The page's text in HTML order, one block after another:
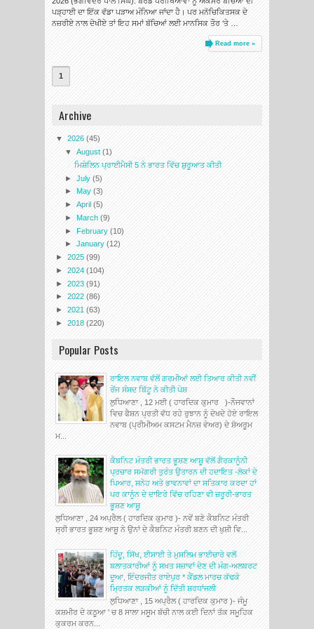
ਪੜ੍ਹਾਈ ਦਾ ਇੱਕ ਵੱਡਾ ਪੜਾਅ ਮੰਨਿਆ ਜਾਂਦਾ ਹੈ। ਪਰ ਮਨੋਚਿਕਿਤਸਕ ਦੇ
ਨਜ਼ਰੀਏ ਨਾਲ ਦੇਖੀਏ ਤਾਂ ਇਹ ਸਮਾਂ ਬੱਚਿਆਂ ਲਈ ਮਾਨਸਿਕ ਤੌਰ ‘ਤੇ …
Read more »
1
Archive
▼ 2026 (45)
▼August(1)
ਮਿਸ਼ੇਲਿਨ ਪ੍ਰਾਈਮੈਸੀ 5 ਨੇ ਭਾਰਤ ਵਿੱਚ ਸ਼ੁਰੂਆਤ ਕੀਤੀ
►July(5)
► May(3)
►April(5)
►March(9)
►February(10)
►January(12)
► 2025 (99)
► 2024 (104)
► 2023 (91)
► 2022 (86)
► 2021 (63)
► 2018 (220)
Popular Posts
ਰਾਇਲ ਨਵਾਬ ਵੱਲੋਂ ਗਰਮੀਆਂ ਲਈ ਤਿਆਰ ਕੀਤੀ ਨਵੀਂ
ਰੇਂਜ ਸੰਸਦ ਬਿੱਟੂ ਨੇ ਕੀਤੀ ਪੇਸ਼
ਲੁਧਿਆਣਾ , 12 ਮਈ ( ਹਾਰਦਿਕ ਕੁਮਾਰ )-ਨੌਜਵਾਨਾਂ
ਵਿਚ ਫੈਸ਼ਨ ਪ੍ਰਤੀ ਵੱਧ ਰਹੇ ਰੁਝਾਨ ਨੂੰ ਦੇਖਦੇ ਹੋਏ ਰਾਇਲ
ਨਵਾਬ (ਪ੍ਰੀਮੀਅਮ ਕਸਟਮ ਮੈਨਜ਼ ਵੇਅਰ) ਦੇ ਸ਼ੋਅਰੂਮ
ਮ...
ਕੈਬਨਿਟ ਮੰਤਰੀ ਭਾਰਤ ਭੂਸ਼ਣ ਆਸ਼ੂ ਵੱਲੋਂ ਗੈਰਕਾਨੂੰਨੀ
ਪ੍ਰਚਾਰ ਸਮੱਗਰੀ ਤੁਰੰਤ ਉਤਾਰਨ ਦੀ ਹਦਾਇਤ -ਲੋਕਾਂ ਦੇ
ਪਿਆਰ, ਸਨੇਹ ਅਤੇ ਭਾਵਨਾਵਾਂ ਦਾ ਸਤਿਕਾਰ ਕਰਦਾ ਹਾਂ
ਪਰ ਕਾਨੂੰਨ ਦੇ ਦਾਇਰੇ ਵਿੱਚ ਰਹਿਣਾ ਵੀ ਜ਼ਰੂਰੀ-ਭਾਰਤ
ਭੂਸ਼ਣ ਆਸ਼ੂ
ਲੁਧਿਆਣਾ , 24 ਅਪ੍ਰੈਲ ( ਹਾਰਦਿਕ ਕੁਮਾਰ )- ਨਵੇਂ ਬਣੇ ਕੈਬਨਿਟ ਮੰਤਰੀ
ਸ੍ਰੀ ਭਾਰਤ ਭੂਸ਼ਣ ਆਸ਼ੂ ਨੇ ਉਨਾਂ ਦੇ ਕੈਬਨਿਟ ਮੰਤਰੀ ਬਣਨ ਦੀ ਖੁਸ਼ੀ ਵਿ...
ਹਿੰਦੂ, ਸਿੱਖ, ਈਸਾਈ ਤੇ ਮੁਸਲਿਮ ਭਾਈਚਾਰੇ ਵਲੋਂ
ਬਲਾਤਕਾਰੀਆਂ ਨੂੰ ਸਖ਼ਤ ਸਜ਼ਾਵਾਂ ਦੇਣ ਦੀ ਮੰਗ-ਅਲਬਰਟ
ਦੂਆ, ਇੰਦਰਜੀਤ ਰਾਏਪੁਰ * ਕੈਂਡਲ ਮਾਰਚ ਕੱਢਕੇ
ਮ੍ਰਿਤਕ ਲੜਕੀਆਂ ਨੂੰ ਦਿੱਤੀ ਸ਼ਰਧਾਂਜਲੀ
ਲੁਧਿਆਣਾ , 15 ਅਪ੍ਰੈਲ ( ਹਾਰਦਿਕ ਕੁਮਾਰ )- ਜੰਮੂ
ਕਸ਼ਮੀਰ ਦੇ ਕਠੂਆ ' ਚ 8 ਸਾਲਾ ਮਸੂਮ ਬੱਚੀ ਨਾਲ ਕਈ ਦਿਨਾਂ ਤੱਕ ਸਮੂਹਿਕ
ਕੁਕਰਮ ਕਰਨ...